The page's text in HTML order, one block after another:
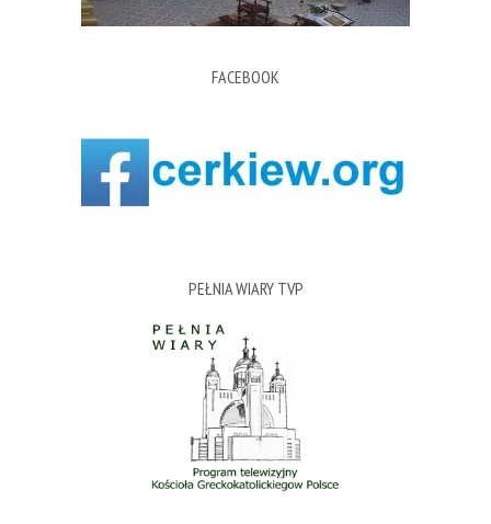
FACEBOOK
PEŁNIA WIARY TVP